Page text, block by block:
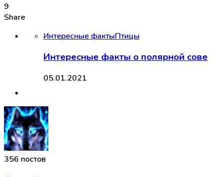
9
Share
Интересные фактыПтицы
Интересные факты о полярной сове
05.01.2021
356 постов